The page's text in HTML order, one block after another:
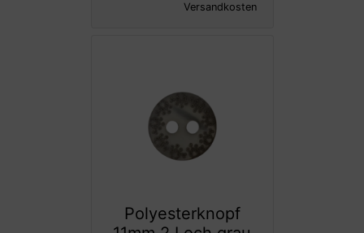
Versandkosten
Polyesterknopf